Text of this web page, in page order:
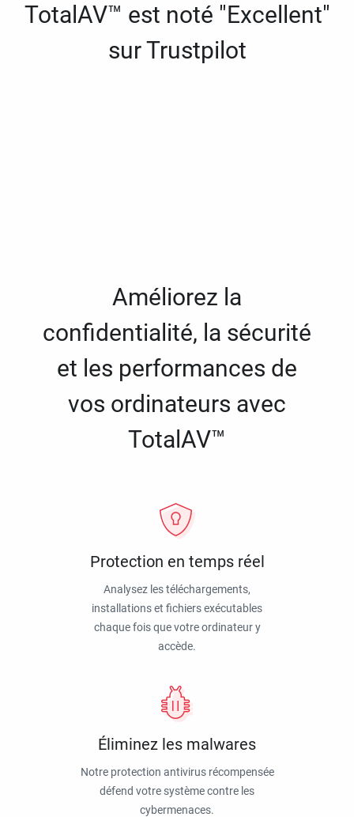
TotalAV™ est noté "Excellent"
sur Trustpilot
Améliorez la
confidentialité, la sécurité
et les performances de
vos ordinateurs avec
TotalAV™
Protection en temps réel
Analysez les téléchargements,
installations et fichiers exécutables
chaque fois que votre ordinateur y
accède.
Éliminez les malwares
Notre protection antivirus récompensée
défend votre système contre les
cybermenaces.